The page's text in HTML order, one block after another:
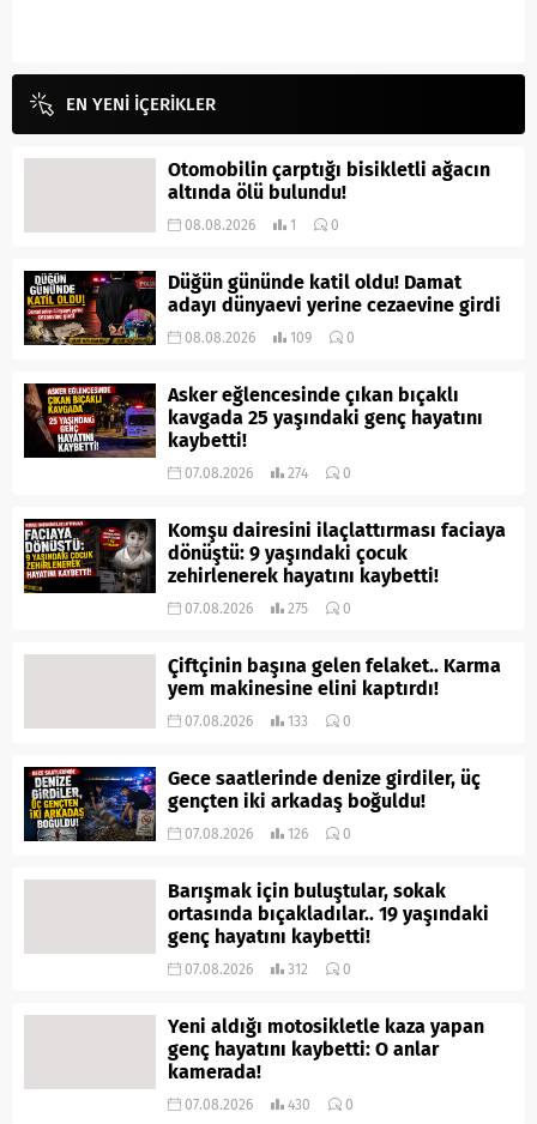
EN YENİ İÇERİKLER
Otomobilin çarptığı bisikletli ağacın
altında ölü bulundu!
08.08.2026 1 0
Düğün gününde katil oldu! Damat
adayı dünyaevi yerine cezaevine girdi
08.08.2026 109 0
Asker eğlencesinde çıkan bıçaklı
kavgada 25 yaşındaki genç hayatını
kaybetti!
07.08.2026 274 0
Komşu dairesini ilaçlattırması faciaya
dönüştü: 9 yaşındaki çocuk
zehirlenerek hayatını kaybetti!
07.08.2026 275 0
Çiftçinin başına gelen felaket.. Karma
yem makinesine elini kaptırdı!
07.08.2026 133 0
Gece saatlerinde denize girdiler, üç
gençten iki arkadaş boğuldu!
07.08.2026 126 0
Barışmak için buluştular, sokak
ortasında bıçakladılar.. 19 yaşındaki
genç hayatını kaybetti!
07.08.2026 312 0
Yeni aldığı motosikletle kaza yapan
genç hayatını kaybetti: O anlar
kamerada!
07.08.2026 430 0